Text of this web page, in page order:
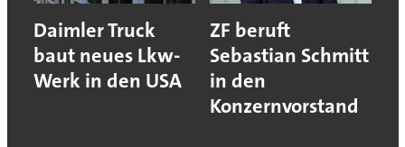
Daimler Truck
baut neues Lkw-
Werk in den USA
ZF beruft
Sebastian Schmitt
in den
Konzernvorstand